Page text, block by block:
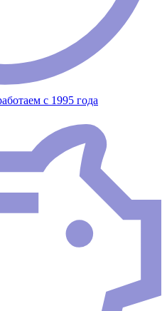
с 1995 года